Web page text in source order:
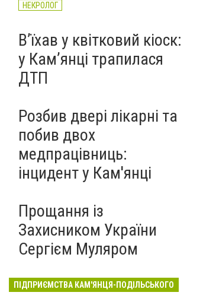
НЕКРОЛОГ
Вʼїхав у квітковий кіоск:
у Камʼянці трапилася
ДТП
Розбив двері лікарні та
побив двох
медпрацівниць:
інцидент у Кам'янці
Прощання із
Захисником України
Сергієм Муляром
ПІДПРИЄМСТВА КАМ'ЯНЦЯ-ПОДІЛЬСЬКОГО